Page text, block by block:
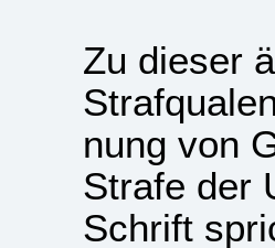
Zu die­ser
nung von
Strafe der
Schrift